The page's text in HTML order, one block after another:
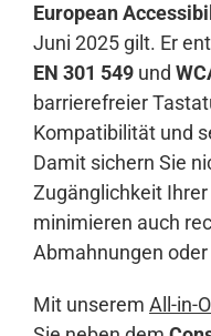
European
Juni 2025 gilt. Er
EN 301 549 und
barrierefreier
Kompatibilität und
Damit sichern Sie
Zugänglichkeit
minimieren auch
Abmahnungen
Mit unserem All-in-